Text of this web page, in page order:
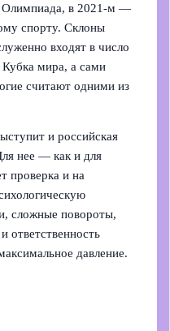
Олимпиада, в 2021‑м —
спорту. Склоны
входят в число
мира, а сами
считают одними из
и российская
нее — как и для
проверка и на
сложные повороты,
ответственность
давление.